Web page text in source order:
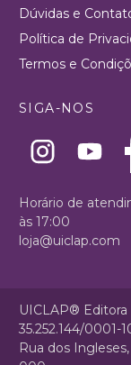
Dúvidas e
Política de
Termos e
SIGA-NOS
Horário de
às 17:00
loja@uiclap.com
UICLAP®
35.252.144/0001-
Rua dos